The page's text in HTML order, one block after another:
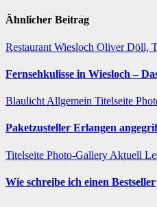
Ähnlicher Beitrag
Restaurant Wiesloch Oliver Döll,
Fernsehkulisse in Wiesloch –
Blaulicht Allgemein Titelseite
Paketzusteller Erlangen
Titelseite Photo-Gallery Aktuell
Wie schreibe ich einen Bestseller